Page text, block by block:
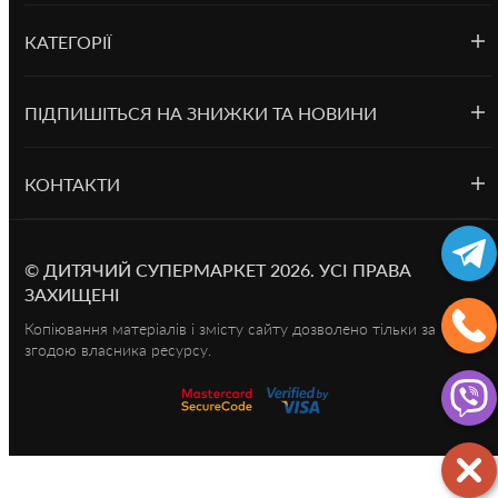
КАТЕГОРІЇ
ПІДПИШІТЬСЯ НА ЗНИЖКИ ТА НОВИНИ
КОНТАКТИ
© ДИТЯЧИЙ СУПЕРМАРКЕТ2026. УСІ ПРАВА
ЗАХИЩЕНІ
Копіювання матеріалів і змісту сайту дозволено тільки за
згодою власника ресурсу.